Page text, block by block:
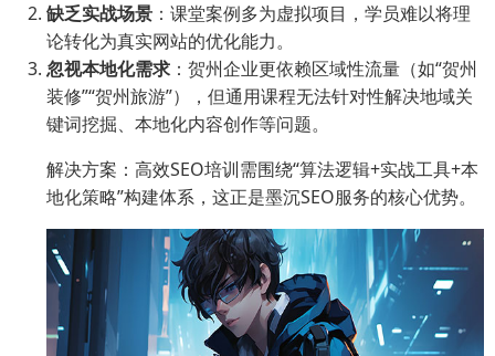
缺乏实战场景 ：课堂案例多为虚拟项目，学员难以将理
论转化为真实网站的优化能力。
忽视本地化需求 ：贺州企业更依赖区域性流量（如“贺州
装修”“贺州旅游”），但通用课程无法针对性解决地域关
键词挖掘、本地化内容创作等问题。
解决方案：高效SEO培训需围绕“算法逻辑+实战工具+本
地化策略”构建体系，这正是墨沉SEO服务的核心优势。